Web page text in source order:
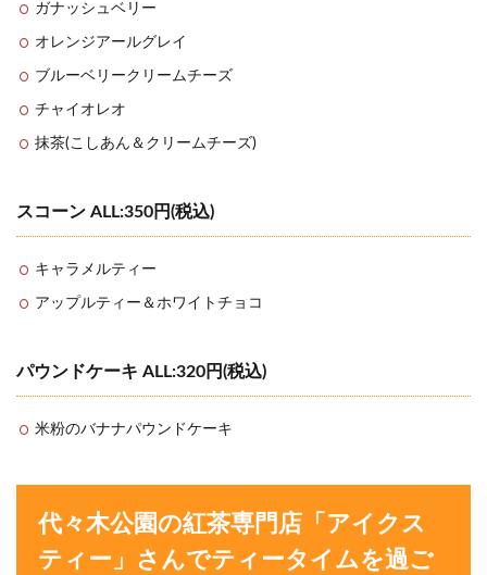
ガナッシュベリー
オレンジアールグレイ
ブルーベリークリームチーズ
チャイオレオ
抹茶(こしあん＆クリームチーズ)
スコーン ALL:350円(税込)
キャラメルティー
アップルティー＆ホワイトチョコ
パウンドケーキ ALL:320円(税込)
米粉のバナナパウンドケーキ
代々木公園の紅茶専門店「アイクス
ティー」さんでティータイムを過ご